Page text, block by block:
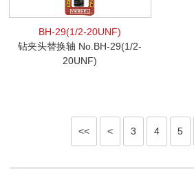
BH-29(1/2-20UNF)
钻夹头替换轴 No.BH-29(1/2-
20UNF)
<< < 3 4 5